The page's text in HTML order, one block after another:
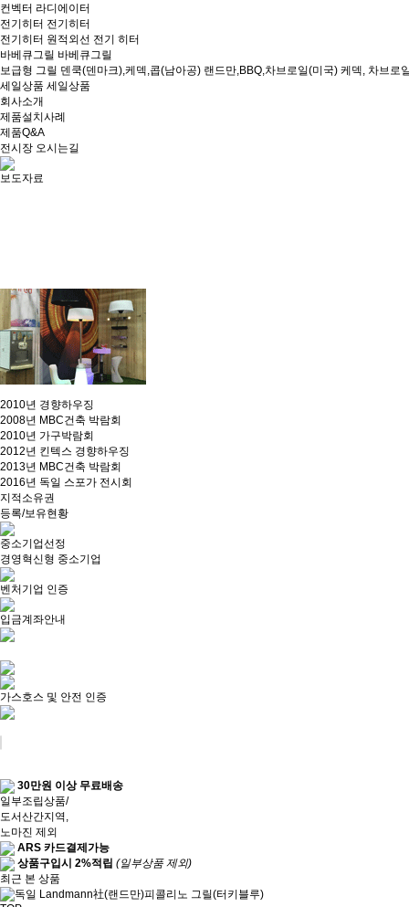
컨벡터 라디에이터
전기히터 전기히터
전기히터 원적외선 전기 히터
바베큐그릴 바베큐그릴
보급형 그릴 덴쿡(덴마크),케덱,콥(남아공) 랜드만,BBQ,차브로일(미국) 케덱, 차브로
세일상품 세일상품
회사소개
제품설치사례
제품Q&A
전시장 오시는길
보도자료
2010년 경향하우징
2008년 MBC건축 박람회
2010년 가구박람회
2012년 킨텍스 경향하우징
2013년 MBC건축 박람회
2016년 독일 스포가 전시회
지적소유권
등록/보유현황
중소기업선정
경영혁신형 중소기업
벤처기업 인증
입금계좌안내
가스호스 및 안전 인증
30만원 이상 무료배송
일부조립상품/
도서산간지역,
노마진 제외
ARS 카드결제가능
상품구입시 2%적립 (일부상품 제외)
최근 본 상품